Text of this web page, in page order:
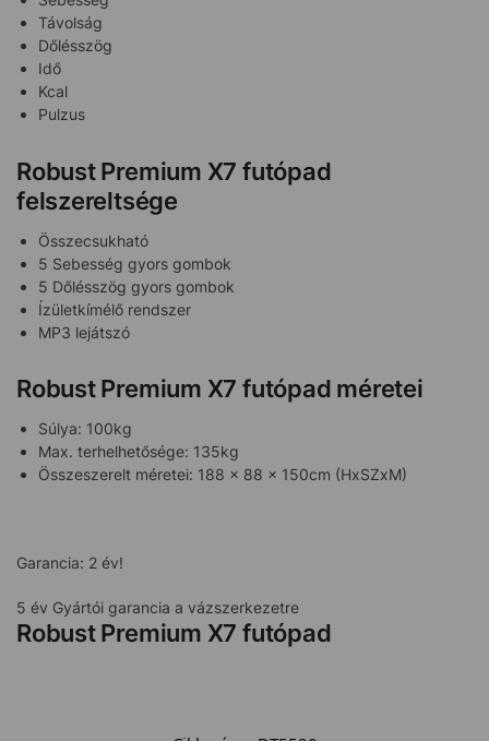
Távolság
Dőlésszög
Idő
Kcal
Pulzus
Robust Premium X7 futópad
felszereltsége
Összecsukható
5 Sebesség gyors gombok
5 Dőlésszög gyors gombok
Ízületkímélő rendszer
MP3 lejátszó
Robust Premium X7 futópad méretei
Súlya: 100kg
Max. terhelhetősége: 135kg
Összeszerelt méretei: 188 x 88 x 150cm (HxSZxM)
Garancia: 2 év!
5 év Gyártói garancia a vázszerkezetre
Robust Premium X7 futópad